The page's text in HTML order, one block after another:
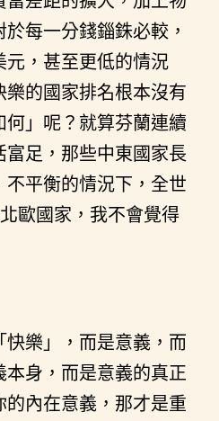
每一分錢錙銖必較，
元，甚至更低的情況
的國家排名根本沒有
」呢？就算芬蘭連續
足，那些中東國家長
平衡的情況下，全世
歐國家，我不會覺得
快樂」，而是意義，而
身，而是意義的真正
內在意義，那才是重